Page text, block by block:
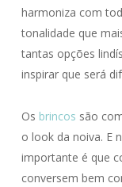
harmoniza com
tonalidade que
tantas opções
inspirar que será
Os brincos são
o look da noiva. E
importante é que
conversem bem